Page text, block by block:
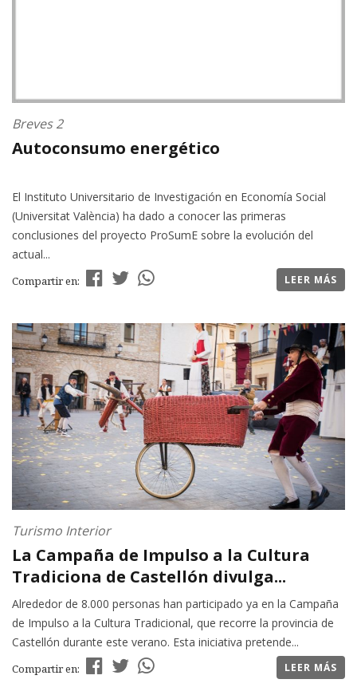
Breves 2
Autoconsumo energético
El Instituto Universitario de Investigación en Economía Social
(Universitat València) ha dado a conocer las primeras
conclusiones del proyecto ProSumE sobre la evolución del
actual...
Compartir en: LEER MÁS
Turismo Interior
La Campaña de Impulso a la Cultura
Tradiciona de Castellón divulga...
Alrededor de 8.000 personas han participado ya en la Campaña
de Impulso a la Cultura Tradicional, que recorre la provincia de
Castellón durante este verano. Esta iniciativa pretende...
Compartir en: LEER MÁS